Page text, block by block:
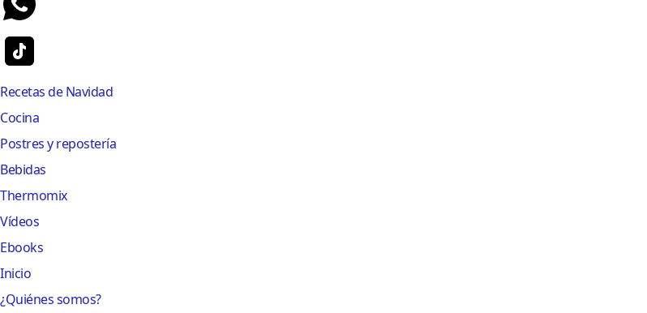
Recetas de Navidad
Cocina
Postres y repostería
Bebidas
Thermomix
Vídeos
Ebooks
Inicio
¿Quiénes somos?